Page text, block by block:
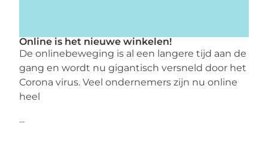
Online is het nieuwe winkelen!
De onlinebeweging is al een langere tijd aan de
gang en wordt nu gigantisch versneld door het
Corona virus. Veel ondernemers zijn nu online
heel
...